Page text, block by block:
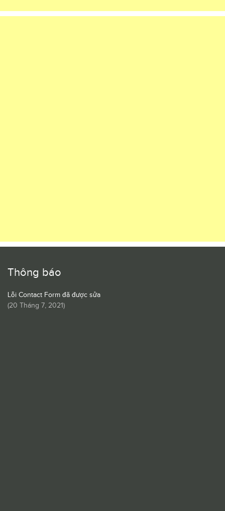
Thông báo
Lỗi Contact Form đã được sửa
(20 Tháng 7, 2021)